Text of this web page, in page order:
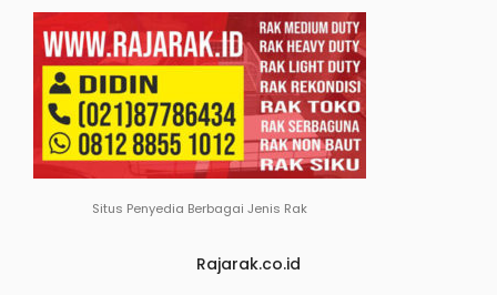
Situs Penyedia Berbagai Jenis Rak
Rajarak.co.id